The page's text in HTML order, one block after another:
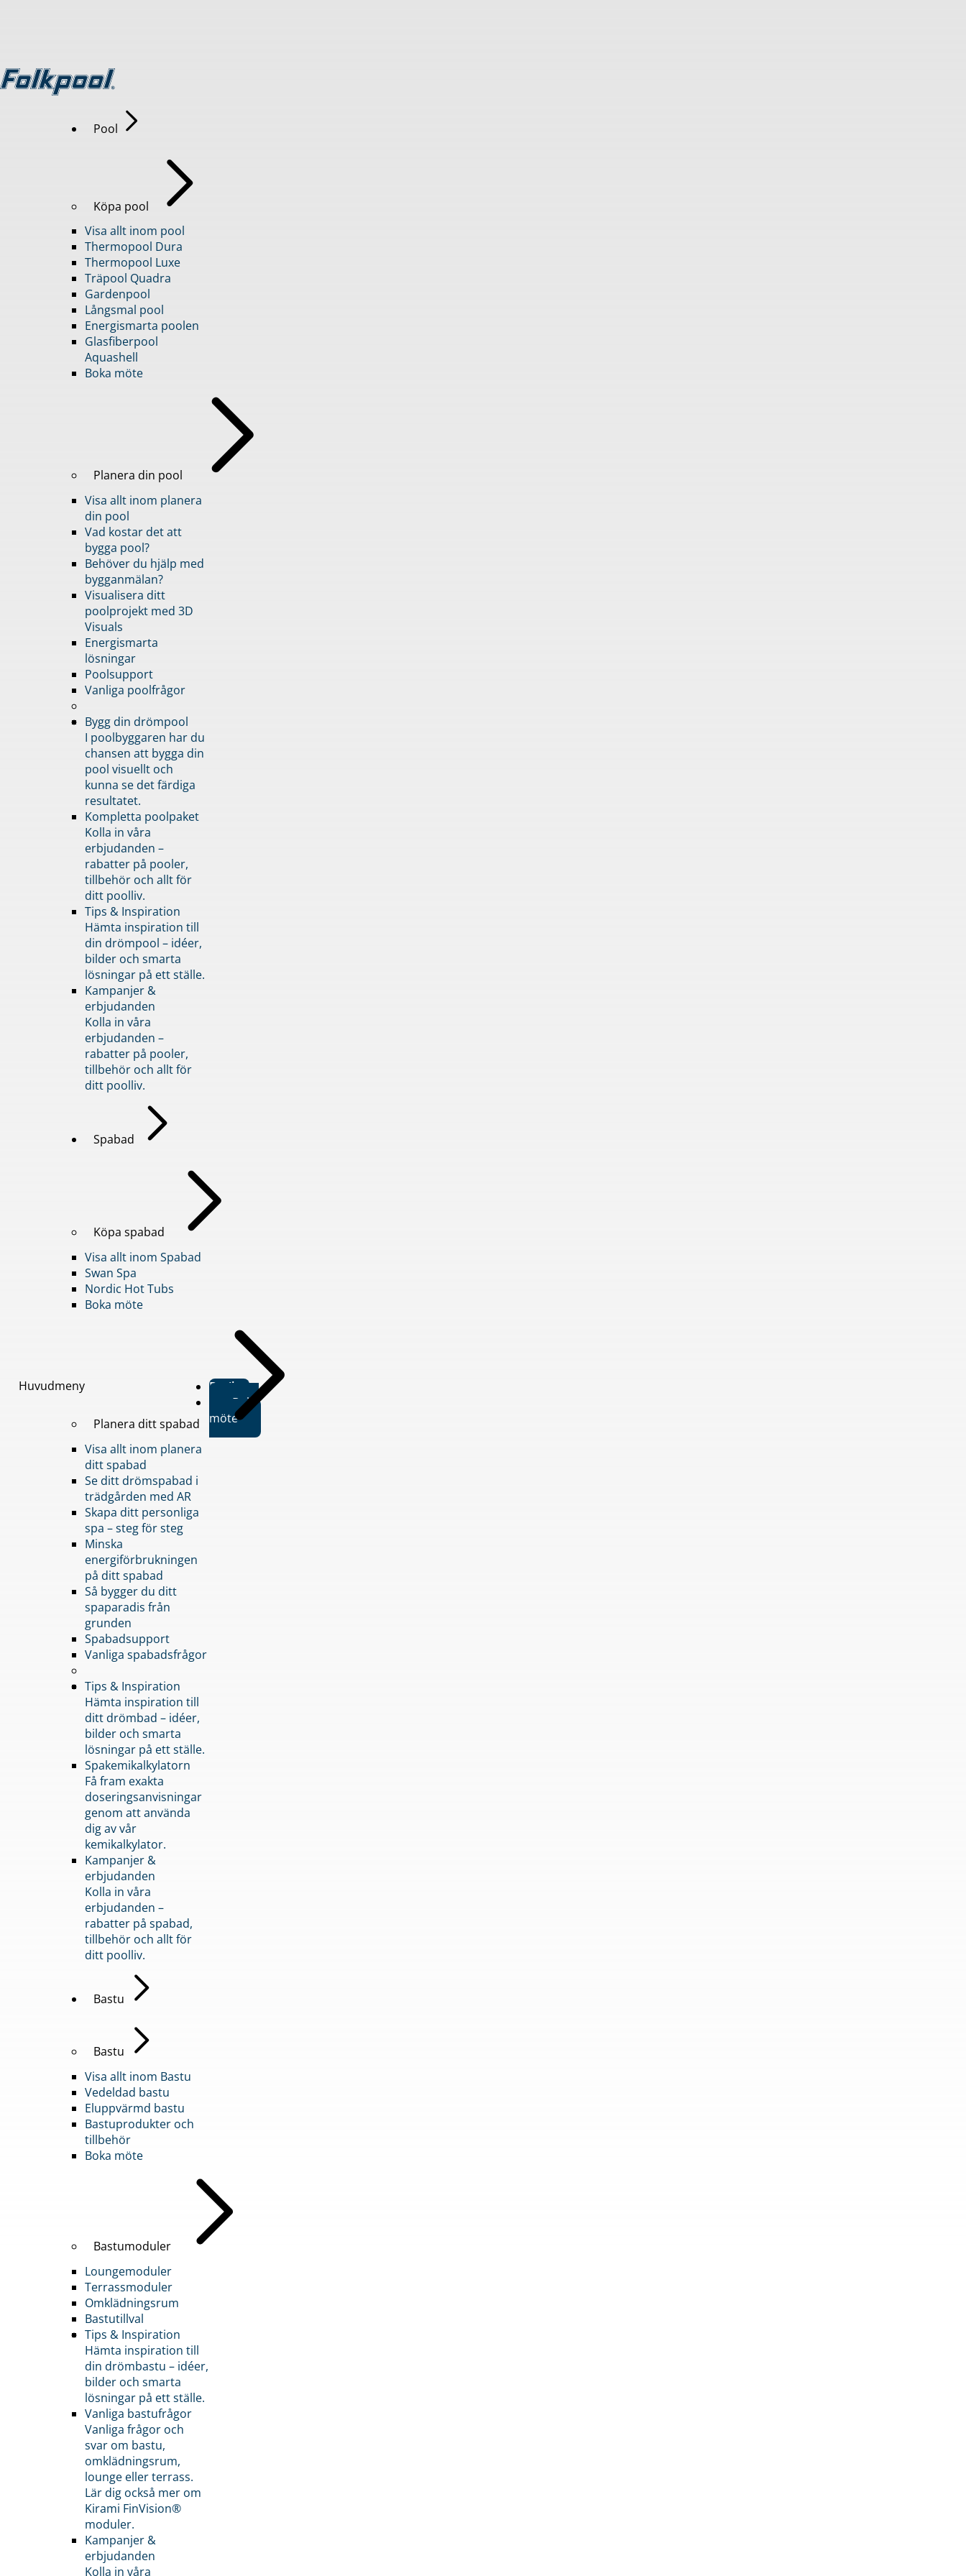
Huvudmeny
Pool
Köpa pool
Visa allt inom pool
Thermopool Dura
Thermopool Luxe
Träpool Quadra
Gardenpool
Långsmal pool
Energismarta poolen
Glasfiberpool
Aquashell
Boka möte
Planera din pool
Visa allt inom planera
din pool
Vad kostar det att
bygga pool?
Behöver du hjälp med
bygganmälan?
Visualisera ditt
poolprojekt med 3D
Visuals
Energismarta
lösningar
Poolsupport
Vanliga poolfrågor
Bygg din drömpool
I poolbyggaren har du
chansen att bygga din
pool visuellt och
kunna se det färdiga
resultatet.
Kompletta poolpaket
Kolla in våra
erbjudanden –
rabatter på pooler,
tillbehör och allt för
ditt poolliv.
Tips & Inspiration
Hämta inspiration till
din drömpool – idéer,
bilder och smarta
lösningar på ett ställe.
Kampanjer &
erbjudanden
Kolla in våra
erbjudanden –
rabatter på pooler,
tillbehör och allt för
ditt poolliv.
Spabad
Köpa spabad
Visa allt inom Spabad
Swan Spa
Nordic Hot Tubs
Boka möte
Planera ditt spabad
Visa allt inom planera
ditt spabad
Se ditt drömspabad i
trädgården med AR
Skapa ditt personliga
spa – steg för steg
Minska
energiförbrukningen
på ditt spabad
Så bygger du ditt
spaparadis från
grunden
Spabadsupport
Vanliga spabadsfrågor
Tips & Inspiration
Hämta inspiration till
ditt drömbad – idéer,
bilder och smarta
lösningar på ett ställe.
Spakemikalkylatorn
Få fram exakta
doseringsanvisningar
genom att använda
dig av vår
kemikalkylator.
Kampanjer &
erbjudanden
Kolla in våra
erbjudanden –
rabatter på spabad,
tillbehör och allt för
ditt poolliv.
Bastu
Bastu
Visa allt inom Bastu
Vedeldad bastu
Eluppvärmd bastu
Bastuprodukter och
tillbehör
Boka möte
Bastumoduler
Loungemoduler
Terrassmoduler
Omklädningsrum
Bastutillval
Tips & Inspiration
Hämta inspiration till
din drömbastu – idéer,
bilder och smarta
lösningar på ett ställe.
Vanliga bastufrågor
Vanliga frågor och
svar om bastu,
omklädningsrum,
lounge eller terrass.
Lär dig också mer om
Kirami FinVision®
moduler.
Kampanjer &
erbjudanden
Kolla in våra
Butiker
Boka
möte